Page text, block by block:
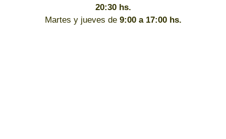
20:30 hs.
Martes y jueves de 9:00 a 17:00 hs.